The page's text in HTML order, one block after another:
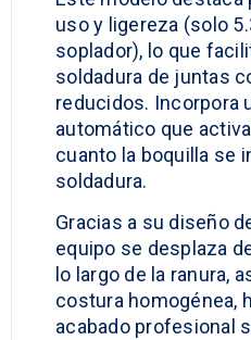
uso y ligereza (solo
soplador), lo que
soldadura de juntas
reducidos. Incorpora
automático que
cuanto la boquilla se
soldadura.
Gracias a su diseño
equipo se desplaza
lo largo de la ranura,
costura homogénea,
acabado profesional